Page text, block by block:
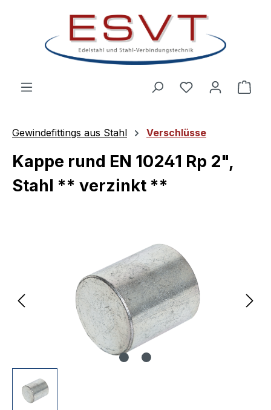
Zum Hauptinhalt springen
Gewindefittings aus Stahl Verschlüsse
Kappe rund EN 10241 Rp 2",
Stahl ** verzinkt **